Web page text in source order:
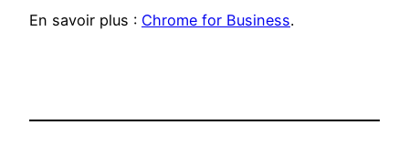
En savoir plus : Chrome for Business.